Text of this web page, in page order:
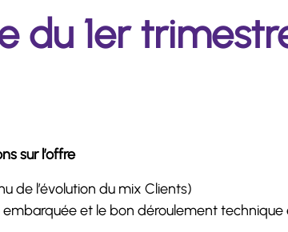
1er
sur l’offre
de l’évolution du mix Clients)
et le bon déroulement